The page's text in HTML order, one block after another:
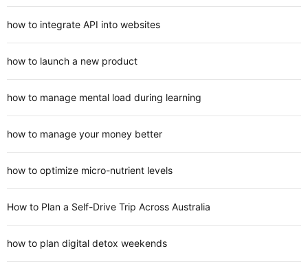
how to integrate API into websites
how to launch a new product
how to manage mental load during learning
how to manage your money better
how to optimize micro-nutrient levels
How to Plan a Self-Drive Trip Across Australia
how to plan digital detox weekends